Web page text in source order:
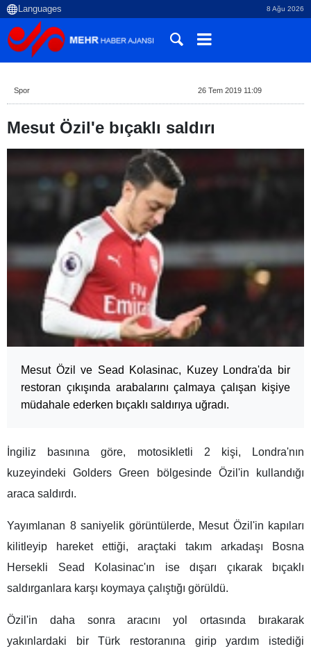
8 Ağu 2026
Spor 26 Tem 2019 11:09
Mesut Özil'e bıçaklı saldırı
Mesut Özil ve Sead Kolasinac, Kuzey Londra'da bir
restoran çıkışında arabalarını çalmaya çalışan kişiye
müdahale ederken bıçaklı saldırıya uğradı.
İngiliz basınına göre, motosikletli 2 kişi, Londra'nın
kuzeyindeki Golders Green bölgesinde Özil'in kullandığı
araca saldırdı.
Yayımlanan 8 saniyelik görüntülerde, Mesut Özil'in kapıları
kilitleyip hareket ettiği, araçtaki takım arkadaşı Bosna
Hersekli Sead Kolasinac'ın ise dışarı çıkarak bıçaklı
saldırganlara karşı koymaya çalıştığı görüldü.
Özil'in daha sonra aracını yol ortasında bırakarak
yakınlardaki bir Türk restoranına girip yardım istediği